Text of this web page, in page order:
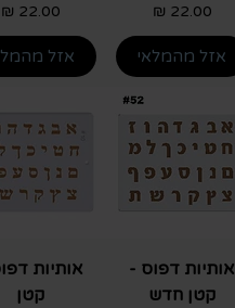
מחיר
אזל מהמלאי
מחיר
אזל
אותיות דפוס -
קטן חדש
אותיות
קטן